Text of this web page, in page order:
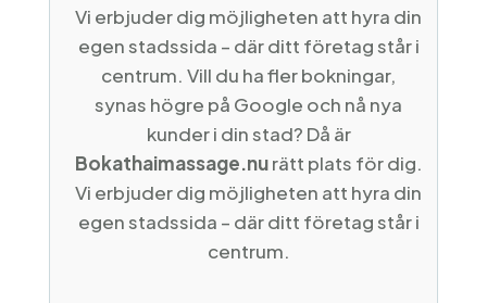
Vi erbjuder dig möjligheten att hyra din
egen stadssida – där ditt företag står i
centrum. Vill du ha fler bokningar,
synas högre på Google och nå nya
kunder i din stad? Då är
Bokathaimassage.nurätt plats för dig.
Vi erbjuder dig möjligheten att hyra din
egen stadssida – där ditt företag står i
centrum.